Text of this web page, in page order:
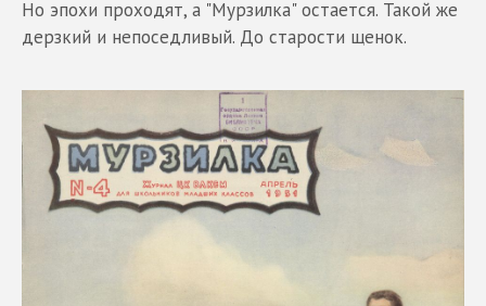
Но эпохи проходят, а "Мурзилка" остается. Такой же
дерзкий и непоседливый. До старости щенок.